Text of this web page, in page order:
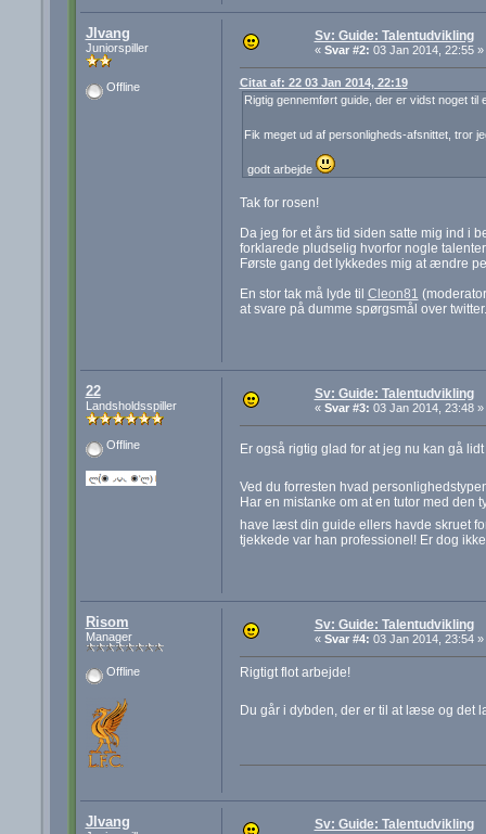
Jlvang
Juniorspiller
Offline
Sv: Guide: Talentudvikling
« Svar #2: 03 Jan 2014, 22:55 »
Citat af: 22 03 Jan 2014, 22:19
Rigtig gennemført guide, der er vidst noget til
Fik meget ud af personligheds-afsnittet, tror
godt arbejde
Tak for rosen!
Da jeg for et års tid siden satte mig ind i
forklarede pludselig hvorfor nogle
Første gang det lykkedes mig at ændre
En stor tak må lyde til Cleon81
at svare på dumme spørgsmål over twitter.
22
Landsholdsspiller
Offline
Sv: Guide: Talentudvikling
« Svar #3: 03 Jan 2014, 23:48 »
Er også rigtig glad for at jeg nu kan gå
Ved du forresten hvad
Har en mistanke om at en tutor med den
have læst din guide ellers havde skruet
tjekkede var han professionel! Er dog
Risom
Manager
Offline
Sv: Guide: Talentudvikling
« Svar #4: 03 Jan 2014, 23:54 »
Rigtigt flot arbejde!
Du går i dybden, der er til at læse og det
Jlvang Sv: Guide: Talentudvikling